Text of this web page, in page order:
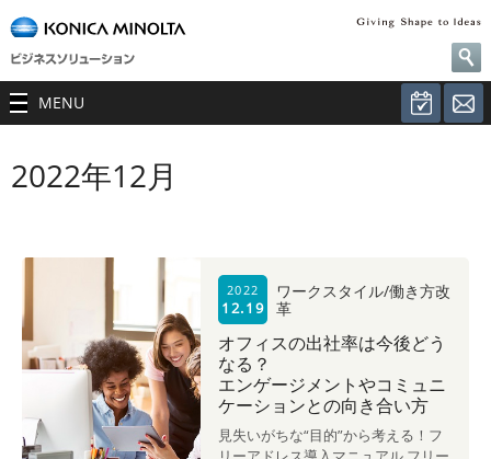
MENU
2022年12月
2022
12.19
ワークスタイル/働き方改
革
オフィスの出社率は今後どう
なる？
エンゲージメントやコミュニ
ケーションとの向き合い方
見失いがちな“目的”から考える！フ